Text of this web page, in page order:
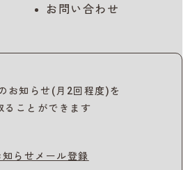
お問い合わせ
お知らせ(月2回程度)を
ることができます
知らせメール登録